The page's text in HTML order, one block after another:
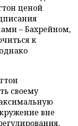
ценой
– Бахрейном,
к
своему
вне